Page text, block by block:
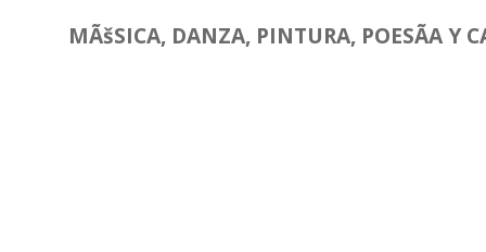
MÃšSICA, DANZA, PINTURA, POESÃA Y